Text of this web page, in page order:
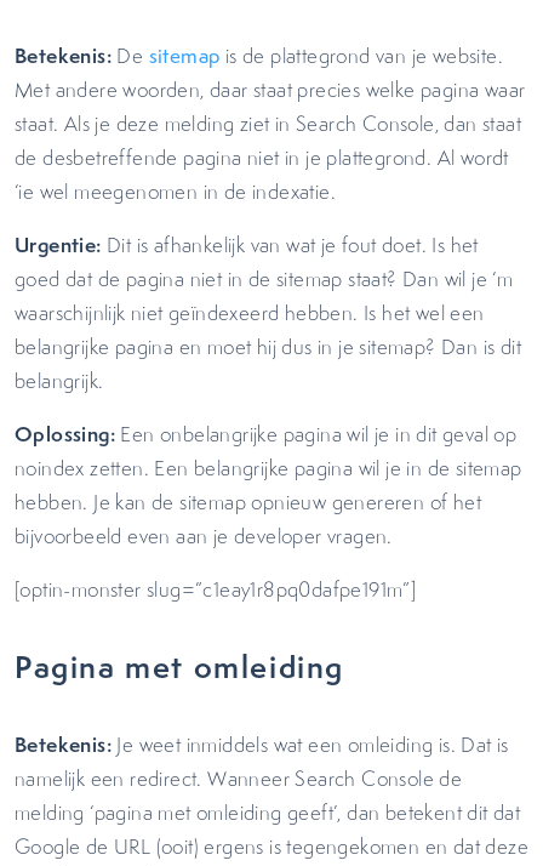
Betekenis: De sitemap is de plattegrond van je website.
Met andere woorden, daar staat precies welke pagina waar
staat. Als je deze melding ziet in Search Console, dan staat
de desbetreffende pagina niet in je plattegrond. Al wordt
‘ie wel meegenomen in de indexatie.
Urgentie: Dit is afhankelijk van wat je fout doet. Is het
goed dat de pagina niet in de sitemap staat? Dan wil je ‘m
waarschijnlijk niet geïndexeerd hebben. Is het wel een
belangrijke pagina en moet hij dus in je sitemap? Dan is dit
belangrijk.
Oplossing: Een onbelangrijke pagina wil je in dit geval op
noindex zetten. Een belangrijke pagina wil je in de sitemap
hebben. Je kan de sitemap opnieuw genereren of het
bijvoorbeeld even aan je developer vragen.
[optin-monster slug=”c1eay1r8pq0dafpe191m”]
Pagina met omleiding
Betekenis: Je weet inmiddels wat een omleiding is. Dat is
namelijk een redirect. Wanneer Search Console de
melding ‘pagina met omleiding geeft’, dan betekent dit dat
Google de URL (ooit) ergens is tegengekomen en dat deze